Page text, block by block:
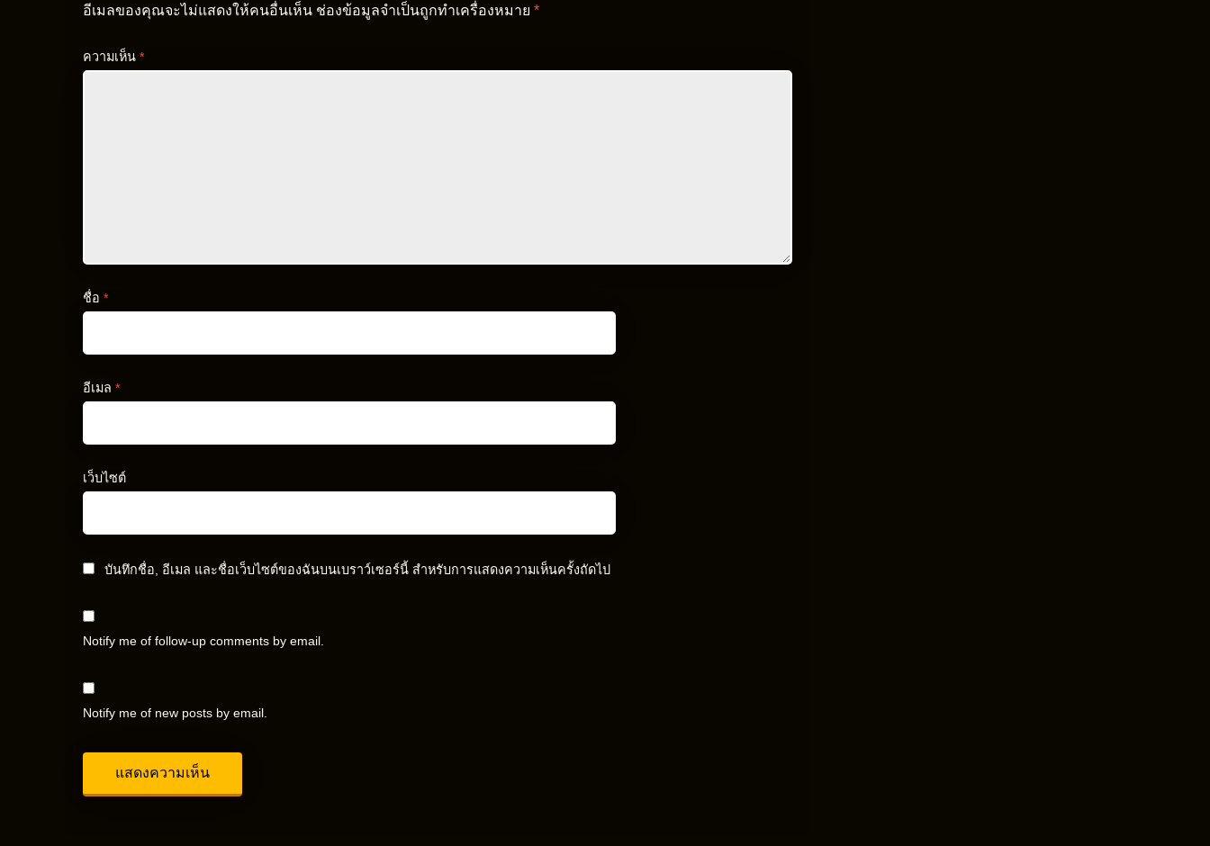
อีเมลของคุณจะไม่แสดงให้คนอื่นเห็น ช่องข้อมูลจำเป็นถูกทำเครื่องหมาย *
ความเห็น *
ชื่อ *
อีเมล *
เว็บไซต์
บันทึกชื่อ, อีเมล และชื่อเว็บไซต์ของฉันบนเบราว์เซอร์นี้ สำหรับการแสดงความเห็นครั้งถัดไป
Notify me of follow-up comments by email.
Notify me of new posts by email.